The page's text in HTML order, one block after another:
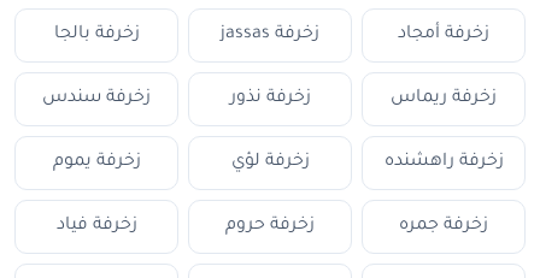
زخرفة أمجاد زخرفة jassas زخرفة بالجا
زخرفة ريماس زخرفة نذور زخرفة سندس
زخرفة راهشنده زخرفة لؤي زخرفة يموم
زخرفة جمره زخرفة حروم زخرفة فياد